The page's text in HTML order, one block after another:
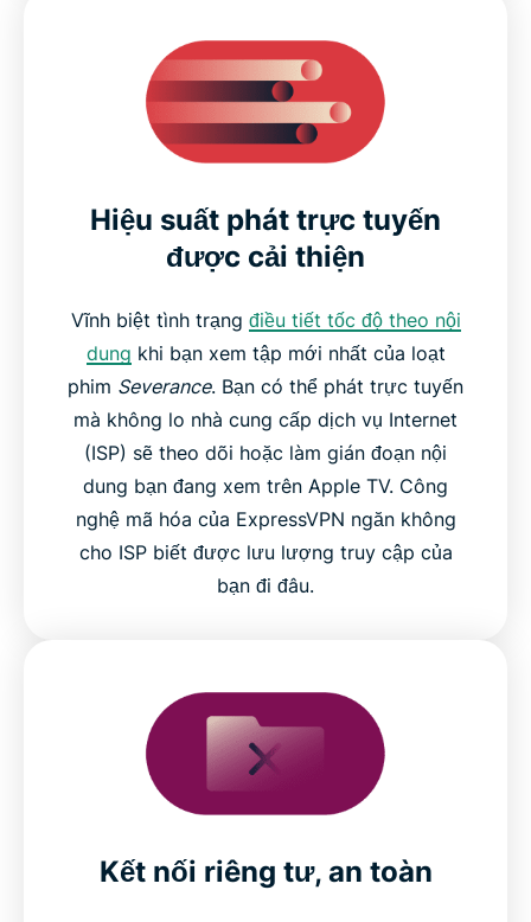
Hiệu suất phát trực tuyến
được cải thiện
Vĩnh biệt tình trạng điều tiết tốc độ theo nội
dung khi bạn xem tập mới nhất của loạt
phim Severance. Bạn có thể phát trực tuyến
mà không lo nhà cung cấp dịch vụ Internet
(ISP) sẽ theo dõi hoặc làm gián đoạn nội
dung bạn đang xem trên Apple TV. Công
nghệ mã hóa của ExpressVPN ngăn không
cho ISP biết được lưu lượng truy cập của
bạn đi đâu.
Kết nối riêng tư, an toàn